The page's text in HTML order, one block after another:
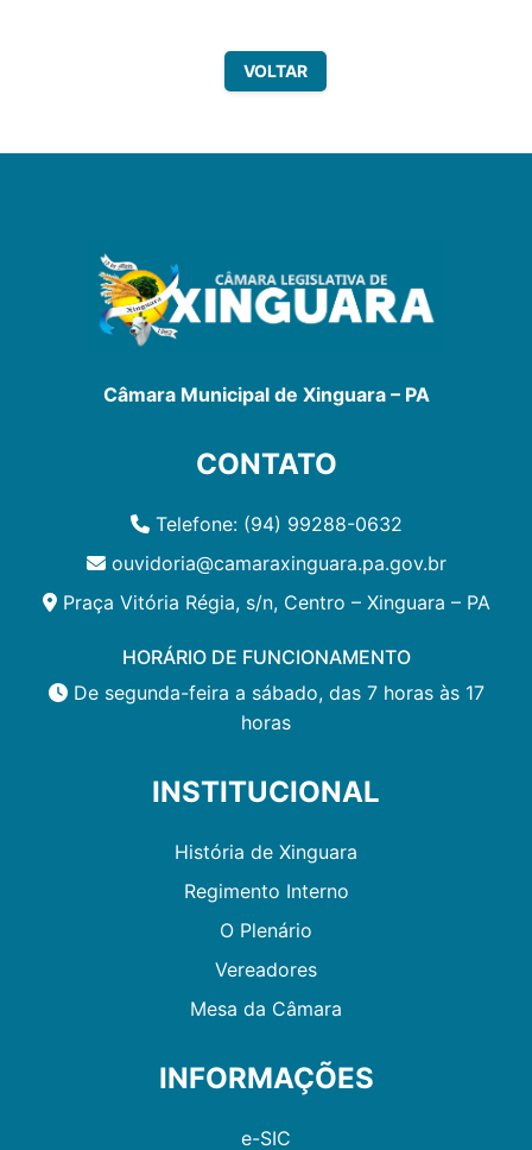
VOLTAR
Câmara Municipal de Xinguara – PA
CONTATO
Telefone: (94) 99288-0632
ouvidoria@camaraxinguara.pa.gov.br
Praça Vitória Régia, s/n, Centro – Xinguara – PA
HORÁRIO DE FUNCIONAMENTO
De segunda-feira a sábado, das 7 horas às 17
horas
INSTITUCIONAL
História de Xinguara
Regimento Interno
O Plenário
Vereadores
Mesa da Câmara
INFORMAÇÕES
e-SIC